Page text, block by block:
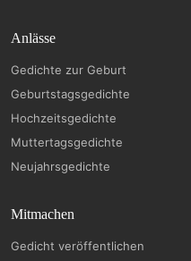
Anlässe
Gedichte zur Geburt
Geburtstagsgedichte
Hochzeitsgedichte
Muttertagsgedichte
Neujahrsgedichte
Mitmachen
Gedicht veröffentlichen